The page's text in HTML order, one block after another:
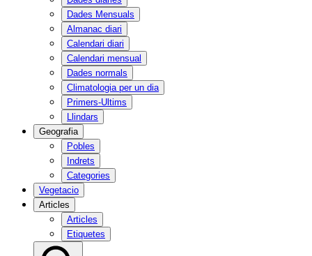
Dades Mensuals
Almanac diari
Calendari diari
Calendari mensual
Dades normals
Climatologia per un dia
Primers-Ultims
Llindars
Geografia
Pobles
Indrets
Categories
Vegetacio
Articles
Articles
Etiquetes